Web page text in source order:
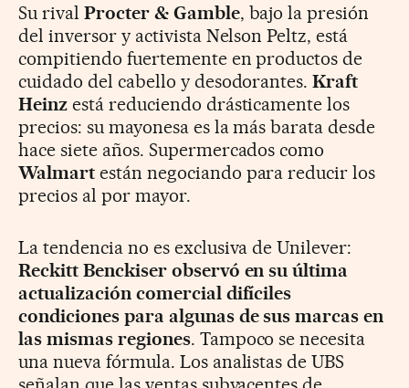
Su rival Procter & Gamble, bajo la presión
del inversor y activista Nelson Peltz, está
compitiendo fuertemente en productos de
cuidado del cabello y desodorantes.Kraft
Heinzestá reduciendo drásticamente los
precios: su mayonesa es la más barata desde
hace siete años. Supermercados como
Walmartestán negociando para reducir los
precios al por mayor.
La tendencia no es exclusiva de Unilever:
Reckitt Benckiser observó en su última
actualización comercial difíciles
condiciones para algunas de sus marcas en
las mismas regiones. Tampoco se necesita
una nueva fórmula. Los analistas de UBS